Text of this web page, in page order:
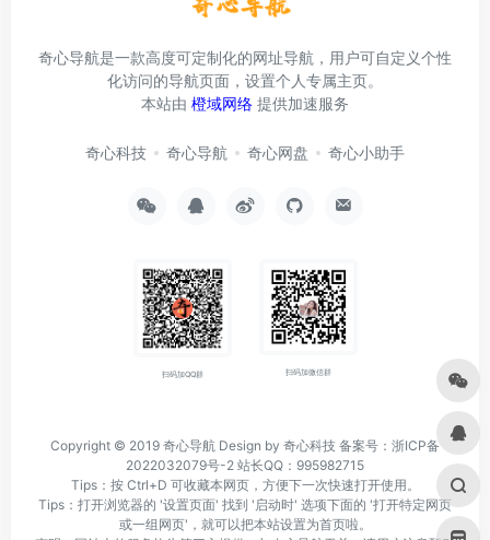
奇心导航是一款高度可定制化的网址导航，用户可自定义个性
化访问的导航页面，设置个人专属主页。
本站由 橙域网络 提供加速服务
奇心科技 奇心导航 奇心网盘 奇心小助手
扫码加QQ群 扫码加微信群
Copyright © 2019 奇心导航 Design by 奇心科技 备案号：浙ICP备
2022032079号-2 站长QQ：995982715
Tips：按 Ctrl+D 可收藏本网页，方便下一次快速打开使用。
Tips：打开浏览器的 '设置页面' 找到 '启动时' 选项下面的 '打开特定网页
或一组网页'，就可以把本站设置为首页啦。